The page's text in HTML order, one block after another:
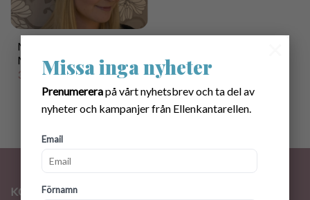
Missa inga nyheter
Prenumererapå vårt nyhetsbrev och ta del av
nyheter och kampanjer från Ellenkantarellen.
Email
Förnamn
Mönster virkade ”Ellen”
Mössan
35.00kr
KONTAKT